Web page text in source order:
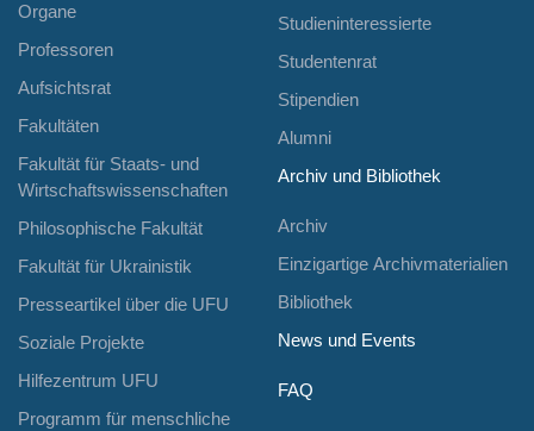
Organe
Professoren
Aufsichtsrat
Fakultäten
Fakultät für Staats- und
Wirtschaftswissenschaften
Philosophische Fakultät
Fakultät für Ukrainistik
Presseartikel über die UFU
Soziale Projekte
Hilfezentrum UFU
Programm für menschliche
Studieninteressierte
Studentenrat
Stipendien
Alumni
Archiv und Bibliothek
Archiv
Einzigartige Archivmaterialien
Bibliothek
News und Events
FAQ